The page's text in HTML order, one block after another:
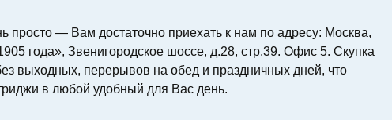
просто — Вам достаточно приехать к нам по адресу: Москва,
года», Звенигородское шоссе, д.28, стр.39. Офис 5. Скупка
выходных, перерывов на обед и праздничных дней, что
в любой удобный для Вас день.